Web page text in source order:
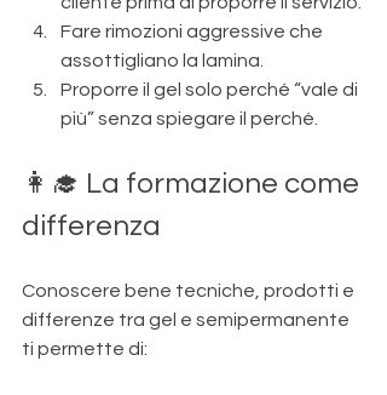
Fare rimozioni aggressive che
assottigliano la lamina.
Proporre il gel solo perché “vale di
più” senza spiegare il perché.
👩‍🎓 La formazione come
differenza
Conoscere bene tecniche, prodotti e
differenze tra gel e semipermanente
ti permette di: